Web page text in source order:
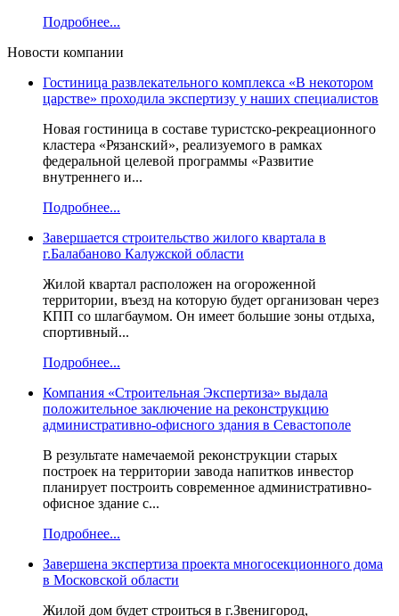
Подробнее...
Новости компании
Гостиница развлекательного комплекса «В некотором
царстве» проходила экспертизу у наших специалистов
Новая гостиница в составе туристско-рекреационного
кластера «Рязанский», реализуемого в рамках
федеральной целевой программы «Развитие
внутреннего и...
Подробнее...
Завершается строительство жилого квартала в
г.Балабаново Калужской области
Жилой квартал расположен на огороженной
территории, въезд на которую будет организован через
КПП со шлагбаумом. Он имеет большие зоны отдыха,
спортивный...
Подробнее...
Компания «Строительная Экспертиза» выдала
положительное заключение на реконструкцию
административно-офисного здания в Севастополе
В результате намечаемой реконструкции старых
построек на территории завода напитков инвестор
планирует построить современное административно-
офисное здание с...
Подробнее...
Завершена экспертиза проекта многосекционного дома
в Московской области
Жилой дом будет строиться в г.Звенигород,